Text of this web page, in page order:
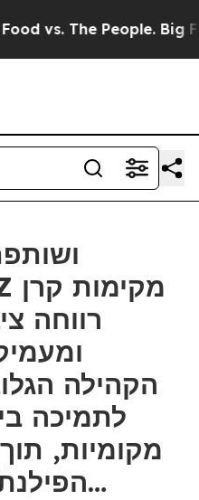
The People. Big
רווחה
הקהילה
לתמיכה
מקומיות,
הפילנתרופיה של המות…